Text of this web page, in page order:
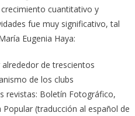
crecimiento cuantitativo y
fue muy significativo, tal
Eugenia Haya:
de trescientos
de los clubs
revistas: Boletín Fotográfico,
(traducción al español de